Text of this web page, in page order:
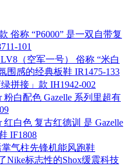
俗称 “P6000” 是一双自带复
101
LV8（空军一号） 俗称 “米白
围感的经典板鞋 IR1475-133
拼接」款 IH1942-002
粉白配色 Gazelle 系列里超有
红白色 复古红德训 是 Gazelle
IF1808
掌气柱先锋机能风跑鞋
Nike标志性的Shox缓震科技